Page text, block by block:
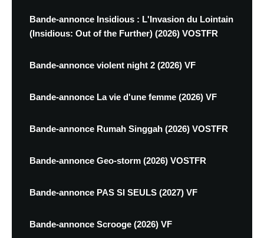
Bande-annonce Insidious : L'Invasion du Lointain
(Insidious: Out of the Further) (2026) VOSTFR
Bande-annonce violent night 2 (2026) VF
Bande-annonce La vie d'une femme (2026) VF
Bande-annonce Rumah Singgah (2026) VOSTFR
Bande-annonce Geo-storm (2026) VOSTFR
Bande-annonce PAS SI SEULS (2027) VF
Bande-annonce Scrooge (2026) VF